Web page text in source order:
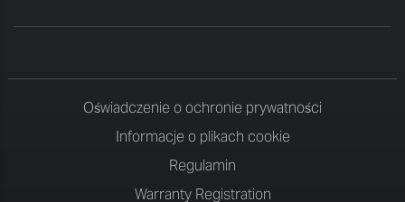
Oświadczenie o ochronie prywatności
Informacje o plikach cookie
Regulamin
Warranty Registration